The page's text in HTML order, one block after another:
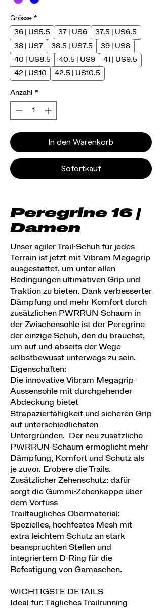
Grösse *
36 | US5.5 37 | US6
37.5 | US6.5
38 | US7
38.5 | US7.5
39 | US8
40 | US8.5
40.5 | US9
41 | US9.5
42 | US10
42.5 | US10.5
Anzahl *
In den Warenkorb
Sofortkauf
Peregrine 16 |
Damen
Unser agiler Trail-Schuh für jedes
Terrain ist jetzt mit Vibram Megagrip
ausgestattet, um unter allen
Bedingungen ultimativen Grip und
Traktion zu bieten. Dank verbesserter
Dämpfung und mehr Komfort durch
zusätzlichen PWRRUN-Schaum in
der Zwischensohle ist der Peregrine
der einzige Schuh, den du brauchst,
um auf und abseits der Wege
selbstbewusst unterwegs zu sein.
Eigenschaften:
Die innovative Vibram Megagrip-
Aussensohle mit durchgehender
Abdeckung bietet
Strapazierfähigkeit und sicheren Grip
auf unterschiedlichsten
Untergründen. Der neu zusätzliche
PWRRUN-Schaum ermöglicht mehr
Dämpfung, Komfort und Schutz als
je zuvor. Erobere die Trails.
Zusätzlicher Zehenschutz: dafür
sorgt die Gummi-Zehenkappe über
dem Vorfuss
Trailtaugliches Obermaterial:
Spezielles, hochfestes Mesh mit
extra leichtem Schutz an stark
beanspruchten Stellen und
integriertem D-Ring für die
Befestigung von Gamaschen.
WICHTIGSTE DETAILS
Ideal für: Tägliches Trailrunning